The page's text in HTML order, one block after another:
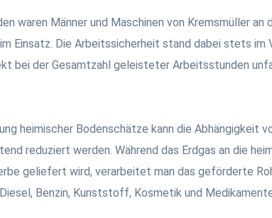
waren Männer und Maschinen von Kremsmüller an
Einsatz. Die Arbeitssicherheit stand dabei stets im
bei der Gesamtzahl geleisteter Arbeitsstunden
heimischer Bodenschätze kann die Abhängigkeit
reduziert werden. Während das Erdgas an die
geliefert wird, verarbeitet man das geförderte
Benzin, Kunststoff, Kosmetik und